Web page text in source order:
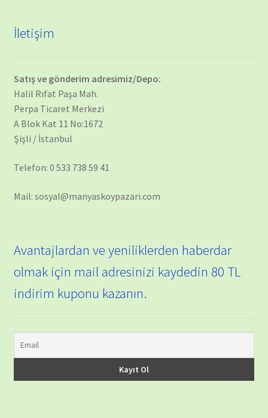
İletişim
Satış ve gönderim adresimiz/Depo:
Halil Rıfat Paşa Mah.
Perpa Ticaret Merkezi
A Blok Kat 11 No:1672
Şişli / İstanbul
Telefon: 0 533 738 59 41
Mail: sosyal@manyaskoypazari.com
Avantajlardan ve yeniliklerden haberdar
olmak için mail adresinizi kaydedin 80 TL
indirim kuponu kazanın.